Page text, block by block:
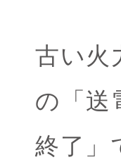
古い火
の「送
終了」